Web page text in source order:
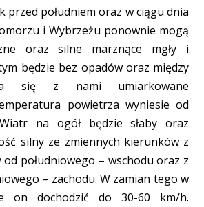
przed południem oraz w ciągu dnia
i Wybrzeżu ponownie mogą
oraz silne marznące mgły i
będzie bez opadów oraz między
się z nami umiarkowane
powietrza wyniesie od
na ogół będzie słaby oraz
silny ze zmiennych kierunków z
od południowego – wschodu oraz z
– zachodu. W zamian tego w
on dochodzić do 30-60 km/h.